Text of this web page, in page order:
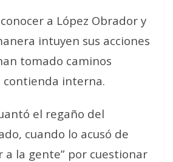
a López Obrador y
intuyen sus acciones
tomado caminos
interna.
el regaño del
cuando lo acusó de
a la gente” por cuestionar